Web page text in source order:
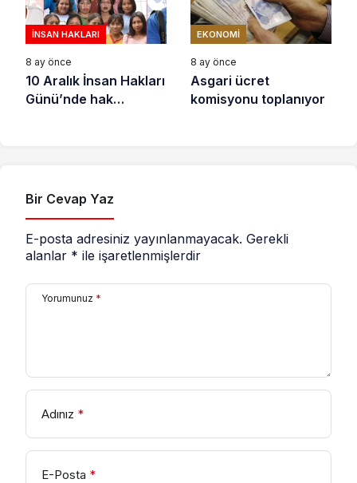
İNSAN HAKLARI
8 ay önce
10 Aralık İnsan Hakları
Günü’nde hak
EKONOMI
8 ay önce
Asgari ücret
komisyonu toplanıyor
Bir Cevap Yaz
E-posta adresiniz yayınlanmayacak. Gerekli
alanlar * ile işaretlenmişlerdir
Yorumunuz *
Adınız *
E-Posta *